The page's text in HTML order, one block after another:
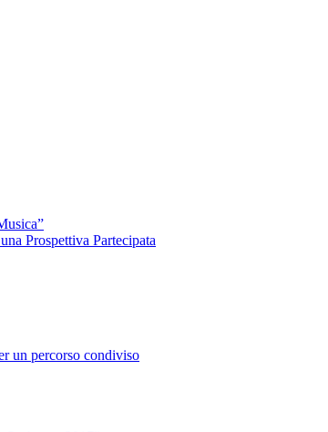
Prospettiva Partecipata
un percorso condiviso